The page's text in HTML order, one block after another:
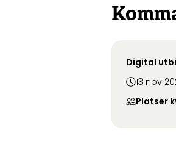
Digital
13 nov
Platser